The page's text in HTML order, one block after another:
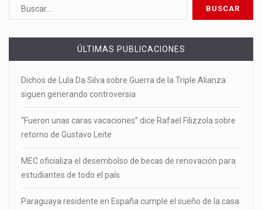
ÚLTIMAS PUBLICACIONES
Dichos de Lula Da Silva sobre Guerra de la Triple Alianza
siguen generando controversia
“Fueron unas caras vacaciones” dice Rafael Filizzola sobre
retorno de Gustavo Leite
MEC oficializa el desembolso de becas de renovación para
estudiantes de todo el país
Paraguaya residente en España cumple el sueño de la casa